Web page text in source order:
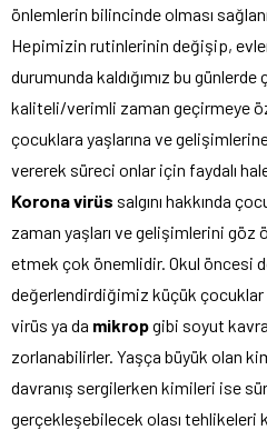
önlemlerin bilincinde olması
Hepimizin rutinlerinin değişip,
durumunda kaldığımız bu
kaliteli/verimli zaman geçirmeye
çocuklara yaşlarına ve
vererek süreci onlar için faydalı
Korona virüs salgını hakkında
zaman yaşları ve gelişimlerini göz
etmek çok önemlidir. Okul öncesi
değerlendirdiğimiz küçük çocuklar
virüs ya da mikropgibi soyut
zorlanabilirler. Yaşça büyük olan
davranış sergilerken kimileri ise
gerçekleşebilecek olası